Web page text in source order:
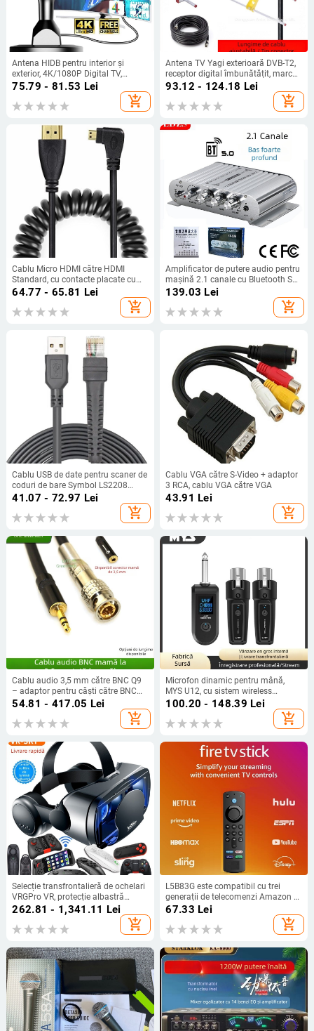
Antena HIDB pentru interior și
exterior, 4K/1080P Digital TV,
montaj cu ventuză, Xixi
75.79 - 81.53 Lei
add_shopping_cart
Antena TV Yagi exterioară DVB-T2,
receptor digital îmbunătățit, marcă
privată autorizată
93.12 - 124.18 Lei
add_shopping_cart
Cablu Micro HDMI către HDMI
Standard, cu contacte placate cu
aur, 2 m, pentru monitoare și
64.77 - 65.81 Lei
add_shopping_cart
Amplificator de putere audio pentru
mașină 2.1 canale cu Bluetooth ST-
838 – 12V, 80Wx2+80W, 4–16 Ω,
carcasă din aliaj de aluminiu
139.03 Lei
add_shopping_cart
Cablu USB de date pentru scaner de
coduri de bare Symbol LS2208
DS4208 1203 4008 (2 m)
41.07 - 72.97 Lei
add_shopping_cart
Cablu VGA către S-Video + adaptor
3 RCA, cablu VGA către VGA
43.91 Lei
add_shopping_cart
Cablu audio 3,5 mm către BNC Q9
– adaptor pentru căști către BNC
DVR/monitor și difuzor
54.81 - 417.05 Lei
add_shopping_cart
Microfon dinamic pentru mână,
MYS U12, cu sistem wireless
transmisie-primire, convertor UHF,
100.20 - 148.39 Lei
add_shopping_cart
Selecție transfrontalieră de ochelari
VRGPro VR, protecție albastră
pentru ochi, căști noi de mari
dimensiuni pentru telefon mobil,
cască de realitate virtuală 3D VR
262.81 - 1,341.11 Lei
add_shopping_cart
L5B83G este compatibil cu trei
generații de telecomenzi Amazon și
Amazon Fire TV Stick 4k Max.
67.33 Lei
add_shopping_cart